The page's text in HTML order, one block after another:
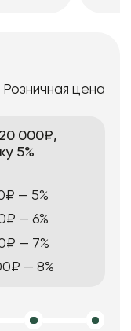
Розничная цена
000₽,
5%
— 5%
— 6%
— 7%
— 8%